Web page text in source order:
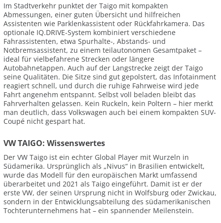
Im Stadtverkehr punktet der Taigo mit kompakten
Abmessungen, einer guten Übersicht und hilfreichen
Assistenten wie Parklenkassistent oder Rückfahrkamera. Das
optionale IQ.DRIVE-System kombiniert verschiedene
Fahrassistenten, etwa Spurhalte-, Abstands- und
Notbremsassistent, zu einem teilautonomen Gesamtpaket –
ideal für vielbefahrene Strecken oder längere
Autobahnetappen. Auch auf der Langstrecke zeigt der Taigo
seine Qualitäten. Die Sitze sind gut gepolstert, das Infotainment
reagiert schnell, und durch die ruhige Fahrweise wird jede
Fahrt angenehm entspannt. Selbst voll beladen bleibt das
Fahrverhalten gelassen. Kein Ruckeln, kein Poltern – hier merkt
man deutlich, dass Volkswagen auch bei einem kompakten SUV-
Coupé nicht gespart hat.
VW TAIGO: Wissenswertes
Der VW Taigo ist ein echter Global Player mit Wurzeln in
Südamerika. Ursprünglich als „Nivus“ in Brasilien entwickelt,
wurde das Modell für den europäischen Markt umfassend
überarbeitet und 2021 als Taigo eingeführt. Damit ist er der
erste VW, der seinen Ursprung nicht in Wolfsburg oder Zwickau,
sondern in der Entwicklungsabteilung des südamerikanischen
Tochterunternehmens hat – ein spannender Meilenstein.